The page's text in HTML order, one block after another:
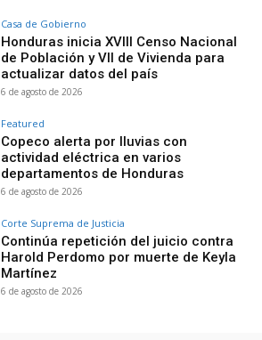
Casa de Gobierno
Honduras inicia XVIII Censo Nacional
de Población y VII de Vivienda para
actualizar datos del país
6 de agosto de 2026
Featured
Copeco alerta por lluvias con
actividad eléctrica en varios
departamentos de Honduras
6 de agosto de 2026
Corte Suprema de Justicia
Continúa repetición del juicio contra
Harold Perdomo por muerte de Keyla
Martínez
6 de agosto de 2026